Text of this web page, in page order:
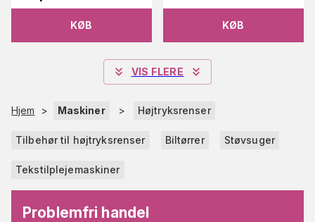
KØB KØB
VIS FLERE
Hjem > Maskiner > Højtryksrenser
Tilbehør til højtryksrenser Biltørrer Støvsuger
Tekstilplejemaskiner
Problemfri handel